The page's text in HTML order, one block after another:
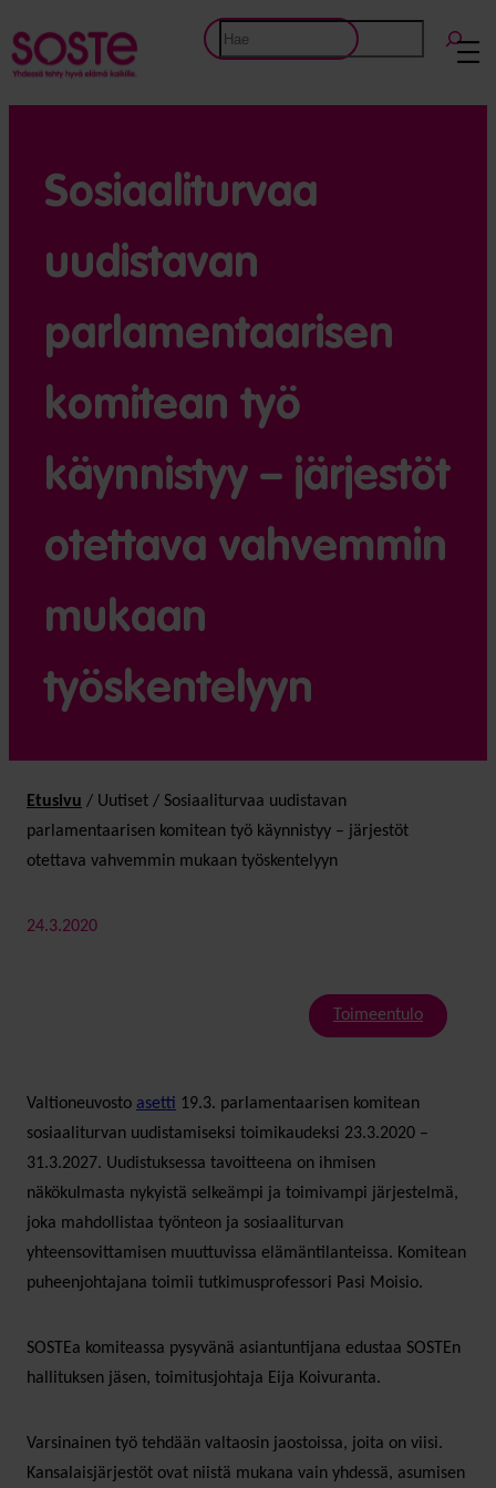
Etsi
Sosiaaliturvaa
uudistavan
parlamentaarisen
komitean työ
käynnistyy – järjestöt
otettava vahvemmin
mukaan
työskentelyyn
Etusivu / Uutiset / Sosiaaliturvaa uudistavan
parlamentaarisen komitean työ käynnistyy – järjestöt
otettava vahvemmin mukaan työskentelyyn
24.3.2020
Toimeentulo
Valtioneuvosto asetti 19.3. parlamentaarisen komitean
sosiaaliturvan uudistamiseksi toimikaudeksi 23.3.2020 –
31.3.2027. Uudistuksessa tavoitteena on ihmisen
näkökulmasta nykyistä selkeämpi ja toimivampi järjestelmä,
joka mahdollistaa työnteon ja sosiaaliturvan
yhteensovittamisen muuttuvissa elämäntilanteissa. Komitean
puheenjohtajana toimii tutkimusprofessori Pasi Moisio.
SOSTEa komiteassa pysyvänä asiantuntijana edustaa SOSTEn
hallituksen jäsen, toimitusjohtaja Eija Koivuranta.
Varsinainen työ tehdään valtaosin jaostoissa, joita on viisi.
Kansalaisjärjestöt ovat niistä mukana vain yhdessä, asumisen